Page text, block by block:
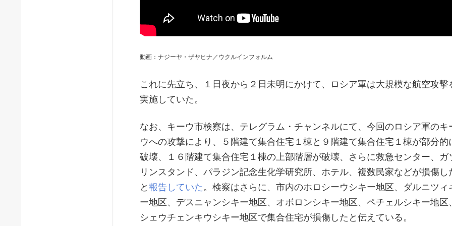
動画：ナジーヤ・ザヤヒナ／ウクルインフォルム
これに先立ち、１日夜から２日未明にかけて、ロシア軍は大規模な航空攻撃
実施していた。
なお、キーウ市検察は、テレグラム・チャンネルにて、今回のロシア軍のキ
ウへの攻撃により、５階建て集合住宅１棟と９階建て集合住宅１棟が部分的
破壊、１６階建て集合住宅１棟の上部階層が破壊、さらに救急センター、ガ
リンスタンド、パラジン記念生化学研究所、ホテル、複数民家などが損傷し
と 報告していた 。検察はさらに、市内のホロシーウシキー地区、ダルニツィ
ー地区、デスニャンシキー地区、オボロンシキー地区、ペチェルシキー地区、
シェウチェンキウシキー地区で集合住宅が損傷したと伝えている。